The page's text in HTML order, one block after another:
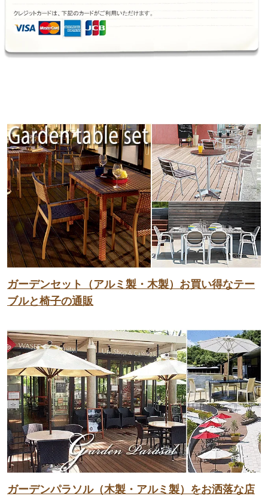
ガーデンセット（アルミ製・木製）お買い得なテー
ブルと椅子の通販
ガーデンパラソル（木製・アルミ製）をお洒落な店